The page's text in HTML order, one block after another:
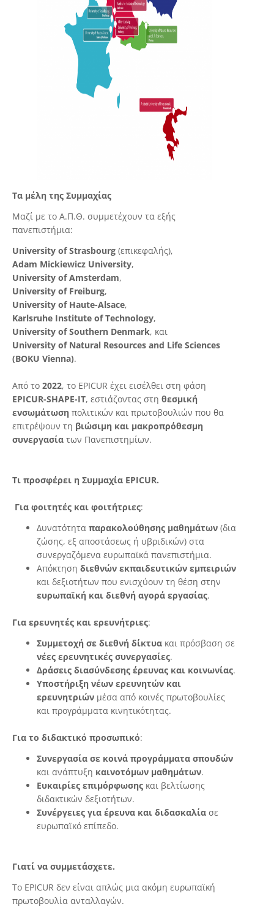
Τα μέλη της Συμμαχίας
Μαζί με το Α.Π.Θ. συμμετέχουν τα εξής
πανεπιστήμια:
University of Strasbourg (επικεφαλής),
Adam Mickiewicz University,
University of Amsterdam,
University of Freiburg,
University of Haute-Alsace,
Karlsruhe Institute of Technology,
University of Southern Denmark, και
University of Natural Resources and Life Sciences
(BOKU Vienna).
Από το 2022, το EPICUR έχει εισέλθει στη φάση
EPICUR-SHAPE-IT, εστιάζοντας στη θεσμική
ενσωμάτωση πολιτικών και πρωτοβουλιών που θα
επιτρέψουν τη βιώσιμη και μακροπρόθεσμη
συνεργασία των Πανεπιστημίων.
Τι προσφέρει η Συμμαχία EPICUR.
Για φοιτητές και φοιτήτριες:
Δυνατότητα παρακολούθησης μαθημάτων (δια
ζώσης, εξ αποστάσεως ή υβριδικών) στα
συνεργαζόμενα ευρωπαϊκά πανεπιστήμια.
Απόκτηση διεθνών εκπαιδευτικών εμπειριών
και δεξιοτήτων που ενισχύουν τη θέση στην
ευρωπαϊκή και διεθνή αγορά εργασίας.
Για ερευνητές και ερευνήτριες:
Συμμετοχή σε διεθνή δίκτυα και πρόσβαση σε
νέες ερευνητικές συνεργασίες.
Δράσεις διασύνδεσης έρευνας και κοινωνίας.
Υποστήριξη νέων ερευνητών και
ερευνητριών μέσα από κοινές πρωτοβουλίες
και προγράμματα κινητικότητας.
Για το διδακτικό προσωπικό:
Συνεργασία σε κοινά προγράμματα σπουδών
και ανάπτυξη καινοτόμων μαθημάτων.
Ευκαιρίες επιμόρφωσης και βελτίωσης
διδακτικών δεξιοτήτων.
Συνέργειες για έρευνα και διδασκαλία σε
ευρωπαϊκό επίπεδο.
Γιατί να συμμετάσχετε.
Το EPICUR δεν είναι απλώς μια ακόμη ευρωπαϊκή
πρωτοβουλία ανταλλαγών.